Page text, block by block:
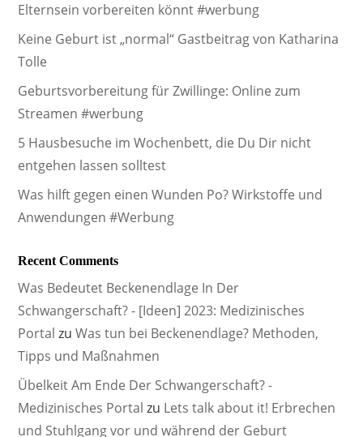
Elternsein vorbereiten könnt #werbung
Keine Geburt ist „normal“ Gastbeitrag von Katharina
Tolle
Geburtsvorbereitung für Zwillinge: Online zum
Streamen #werbung
5 Hausbesuche im Wochenbett, die Du Dir nicht
entgehen lassen solltest
Was hilft gegen einen Wunden Po? Wirkstoffe und
Anwendungen #Werbung
Recent Comments
Was Bedeutet Beckenendlage In Der
Schwangerschaft? - [Ideen] 2023: Medizinisches
Portal zuWas tun bei Beckenendlage? Methoden,
Tipps und Maßnahmen
Übelkeit Am Ende Der Schwangerschaft? -
Medizinisches Portal zu Lets talk about it! Erbrechen
und Stuhlgang vor und während der Geburt